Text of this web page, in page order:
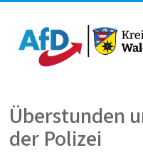
Überstunden
der Polizei